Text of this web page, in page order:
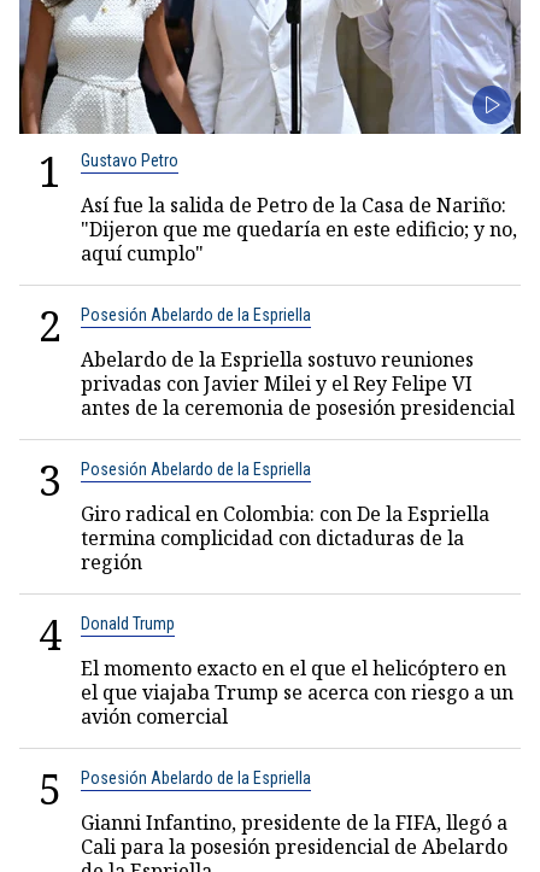
1 Gustavo Petro
Así fue la salida de Petro de la Casa de Nariño:
"Dijeron que me quedaría en este edificio; y no,
aquí cumplo"
2 Posesión Abelardo de la Espriella
Abelardo de la Espriella sostuvo reuniones
privadas con Javier Milei y el Rey Felipe VI
antes de la ceremonia de posesión presidencial
3 Posesión Abelardo de la Espriella
Giro radical en Colombia: con De la Espriella
termina complicidad con dictaduras de la
región
4 Donald Trump
El momento exacto en el que el helicóptero en
el que viajaba Trump se acerca con riesgo a un
avión comercial
5 Posesión Abelardo de la Espriella
Gianni Infantino, presidente de la FIFA, llegó a
Cali para la posesión presidencial de Abelardo